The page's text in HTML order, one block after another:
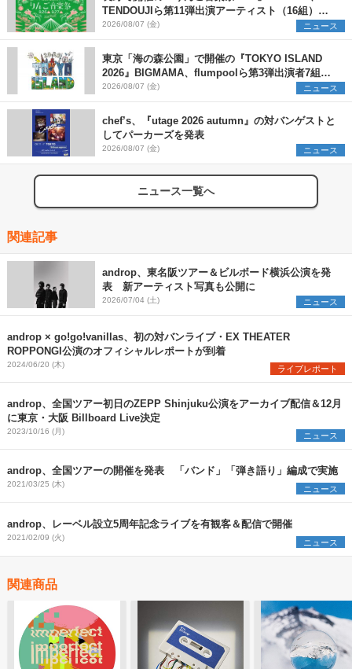
TENDOUJIら第11弾出演アーティスト（16組）を
発表
2026/08/07 (金) ニュース
東京「海の森公園」で開催の『TOKYO ISLAND
2026』BIGMAMA、flumpoolら第3弾出演者7組を
発表 ワークショップ・アート出展者を募集
2026/08/07 (金) ニュース
chef’s、『utage 2026 autumn』の対バンゲストと
してパーカーズを発表
2026/08/07 (金) ニュース
ニュース一覧へ
関連記事
androp、東名阪ツアー＆ビルボード横浜公演を発
表 新アーティスト写真も公開に
2026/07/04 (土) ニュース
androp × go!go!vanillas、初の対バンライブ・EX THEATER
ROPPONGI公演のオフィシャルレポートが到着
2024/06/20 (木) ライブレポート
androp、全国ツアー初日のZEPP Shinjuku公演をアーカイブ配信＆12月
に東京・大阪 Billboard Live決定
2023/10/16 (月) ニュース
androp、全国ツアーの開催を発表 「バンド」「弾き語り」編成で実施
2021/03/25 (木) ニュース
androp、レーベル設立5周年記念ライブを有観客＆配信で開催
2021/02/09 (火) ニュース
関連商品